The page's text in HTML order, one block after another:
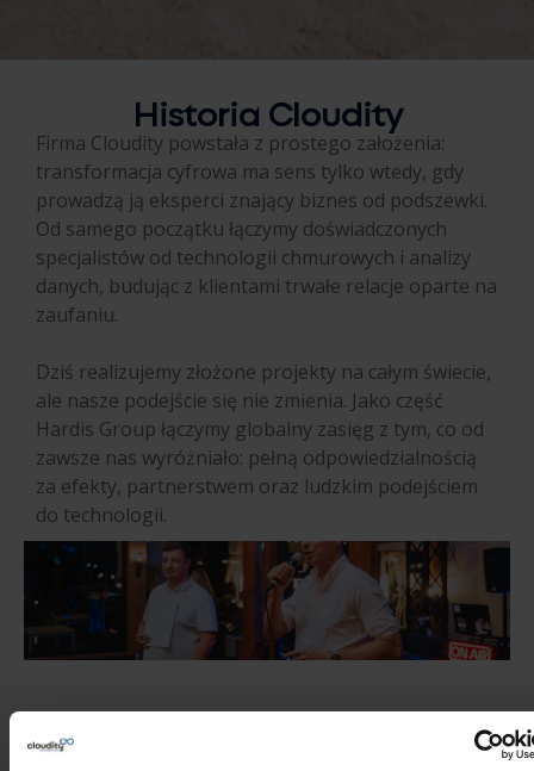
Historia Cloudity
Firma Cloudity powstała z prostego założenia:
transformacja cyfrowa ma sens tylko wtedy, gdy
prowadzą ją eksperci znający biznes od podszewki.
Od samego początku łączymy doświadczonych
specjalistów od technologii chmurowych i analizy
danych, budując z klientami trwałe relacje oparte na
zaufaniu.
Dziś realizujemy złożone projekty na całym świecie,
ale nasze podejście się nie zmienia. Jako część
Hardis Group łączymy globalny zasięg z tym, co od
zawsze nas wyróżniało: pełną odpowiedzialnością
za efekty, partnerstwem oraz ludzkim podejściem
do technologii.
Nasi partnerzy